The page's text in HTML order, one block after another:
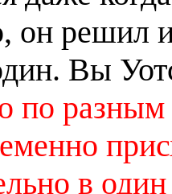
он решил
Вы
по
в